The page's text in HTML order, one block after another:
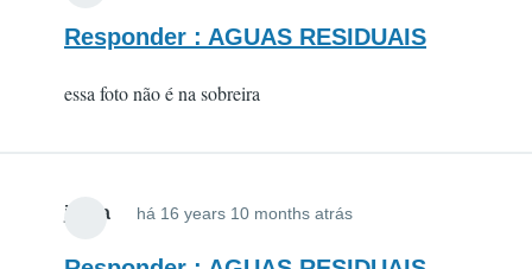
Responder : AGUAS RESIDUAIS
essa foto não é na sobreira
jsilva há 16 years 10 months atrás